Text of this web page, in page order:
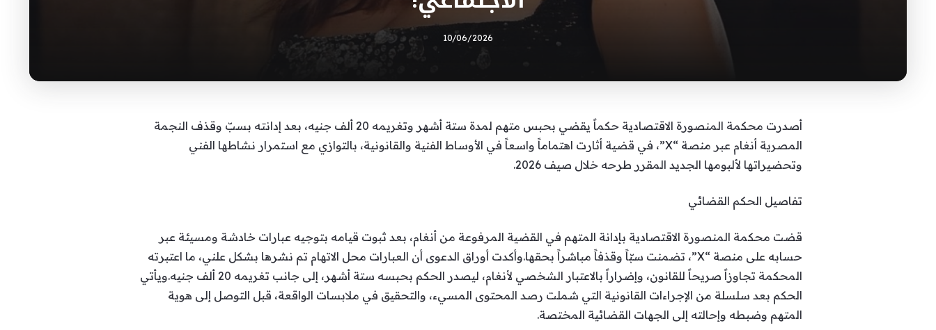
10/06/2026
أصدرت محكمة المنصورة الاقتصادية حكماً يقضي بحبس متهم لمدة ستة أشهر وتغريمه 20 ألف جنيه، بعد إدانته بسبّ وقذف النجمة
المصرية أنغام عبر منصة “X”، في قضية أثارت اهتماماً واسعاً في الأوساط الفنية والقانونية، بالتوازي مع استمرار نشاطها الفني
وتحضيراتها لألبومها الجديد المقرر طرحه خلال صيف 2026.
تفاصيل الحكم القضائي
قضت محكمة المنصورة الاقتصادية بإدانة المتهم في القضية المرفوعة من أنغام، بعد ثبوت قيامه بتوجيه عبارات خادشة ومسيئة عبر
حسابه على منصة “X”، تضمنت سبّاً وقذفاً مباشراً بحقها.وأكدت أوراق الدعوى أن العبارات محل الاتهام تم نشرها بشكل علني، ما اعتبرته
المحكمة تجاوزاً صريحاً للقانون، وإضراراً بالاعتبار الشخصي لأنغام، ليصدر الحكم بحبسه ستة أشهر، إلى جانب تغريمه 20 ألف جنيه.ويأتي
الحكم بعد سلسلة من الإجراءات القانونية التي شملت رصد المحتوى المسيء، والتحقيق في ملابسات الواقعة، قبل التوصل إلى هوية
المتهم وضبطه وإحالته إلى الجهات القضائية المختصة.